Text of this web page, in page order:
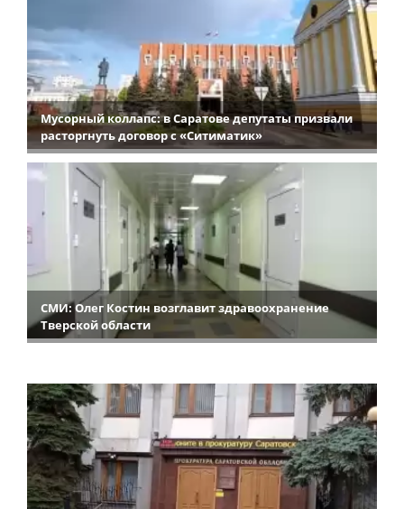
Мусорный коллапс: в Саратове депутаты призвали
расторгнуть договор с «Ситиматик»
СМИ: Олег Костин возглавит здравоохранение
Тверской области